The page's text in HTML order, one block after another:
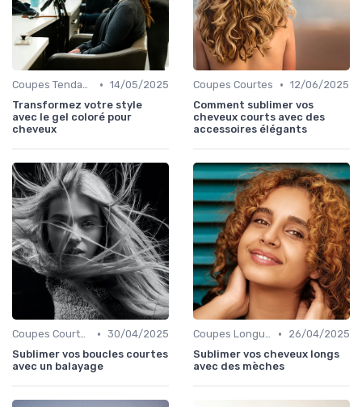
Coupes Tendance et Modernes • 14/05/2025
Transformez votre style
avec le gel coloré pour
cheveux
Coupes Courtes • 12/06/2025
Comment sublimer vos
cheveux courts avec des
accessoires élégants
Coupes Courtes • 30/04/2025
Sublimer vos boucles courtes
avec un balayage
Coupes Longues •
26/04/2025
Sublimer vos cheveux longs
avec des mèches